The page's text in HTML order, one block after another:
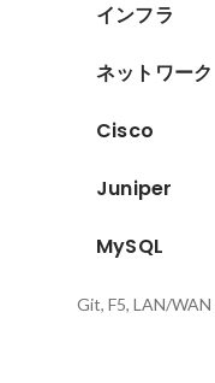
インフラ
ネットワーク
Cisco
Juniper
MySQL
Git, F5, LAN/WAN